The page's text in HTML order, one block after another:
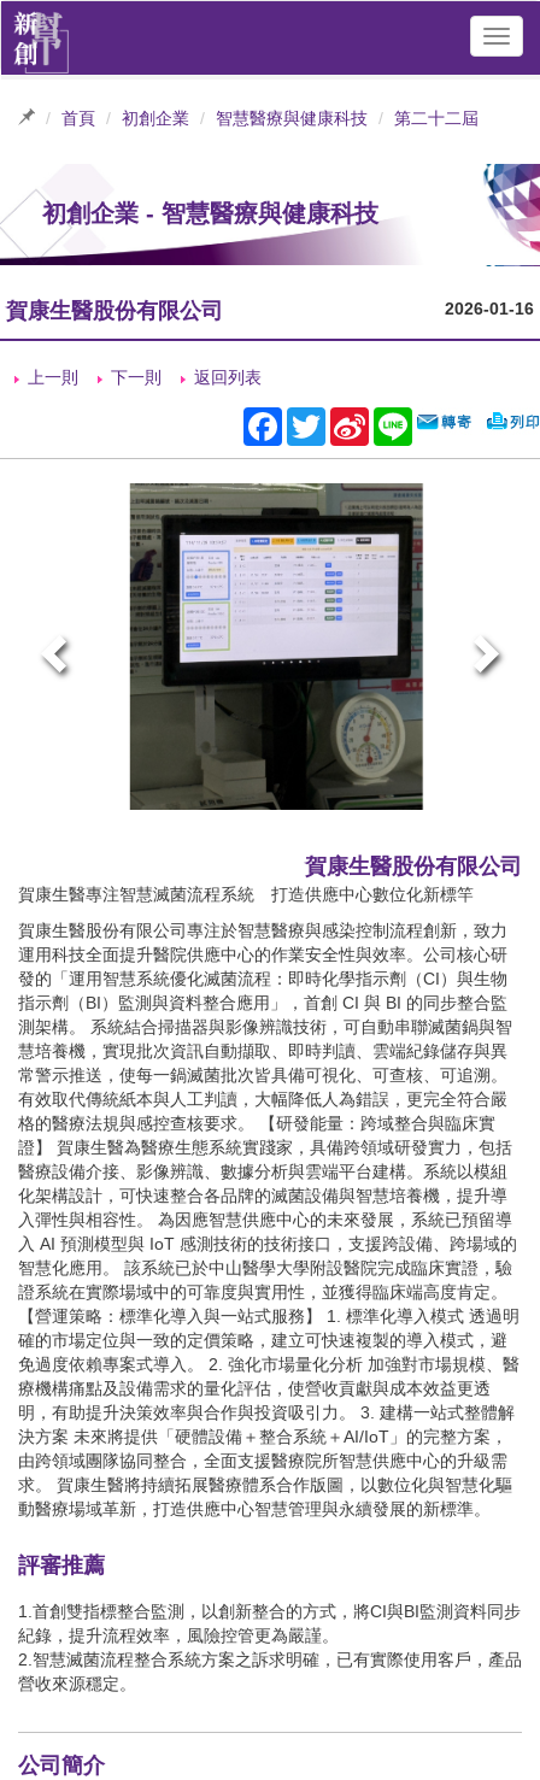
首頁 初創企業 智慧醫療與健康科技 第二十二屆
初創企業 - 智慧醫療與健康科技
賀康生醫股份有限公司 2026-01-16
上一則 下一則 返回列表
Facebook
TwitterSina
Weibo
Line
賀康生醫股份有限公司
賀康生醫專注智慧滅菌流程系統 打造供應中心數位化新標竿
賀康生醫股份有限公司專注於智慧醫療與感染控制流程創新，致力
運用科技全面提升醫院供應中心的作業安全性與效率。公司核心研
發的「運用智慧系統優化滅菌流程：即時化學指示劑（CI）與生物
指示劑（BI）監測與資料整合應用」，首創 CI 與 BI 的同步整合監
測架構。 系統結合掃描器與影像辨識技術，可自動串聯滅菌鍋與智
慧培養機，實現批次資訊自動擷取、即時判讀、雲端紀錄儲存與異
常警示推送，使每一鍋滅菌批次皆具備可視化、可查核、可追溯。
有效取代傳統紙本與人工判讀，大幅降低人為錯誤，更完全符合嚴
格的醫療法規與感控查核要求。 【研發能量：跨域整合與臨床實
證】 賀康生醫為醫療生態系統實踐家，具備跨領域研發實力，包括
醫療設備介接、影像辨識、數據分析與雲端平台建構。系統以模組
化架構設計，可快速整合各品牌的滅菌設備與智慧培養機，提升導
入彈性與相容性。 為因應智慧供應中心的未來發展，系統已預留導
入 AI 預測模型與 IoT 感測技術的技術接口，支援跨設備、跨場域的
智慧化應用。 該系統已於中山醫學大學附設醫院完成臨床實證，驗
證系統在實際場域中的可靠度與實用性，並獲得臨床端高度肯定。
【營運策略：標準化導入與一站式服務】 1. 標準化導入模式 透過明
確的市場定位與一致的定價策略，建立可快速複製的導入模式，避
免過度依賴專案式導入。 2. 強化市場量化分析 加強對市場規模、醫
療機構痛點及設備需求的量化評估，使營收貢獻與成本效益更透
明，有助提升決策效率與合作與投資吸引力。 3. 建構一站式整體解
決方案 未來將提供「硬體設備＋整合系統＋AI/IoT」的完整方案，
由跨領域團隊協同整合，全面支援醫療院所智慧供應中心的升級需
求。 賀康生醫將持續拓展醫療體系合作版圖，以數位化與智慧化驅
動醫療場域革新，打造供應中心智慧管理與永續發展的新標準。
評審推薦
1.首創雙指標整合監測，以創新整合的方式，將CI與BI監測資料同步
紀錄，提升流程效率，風險控管更為嚴謹。
2.智慧滅菌流程整合系統方案之訴求明確，已有實際使用客戶，產品
營收來源穩定。
公司簡介